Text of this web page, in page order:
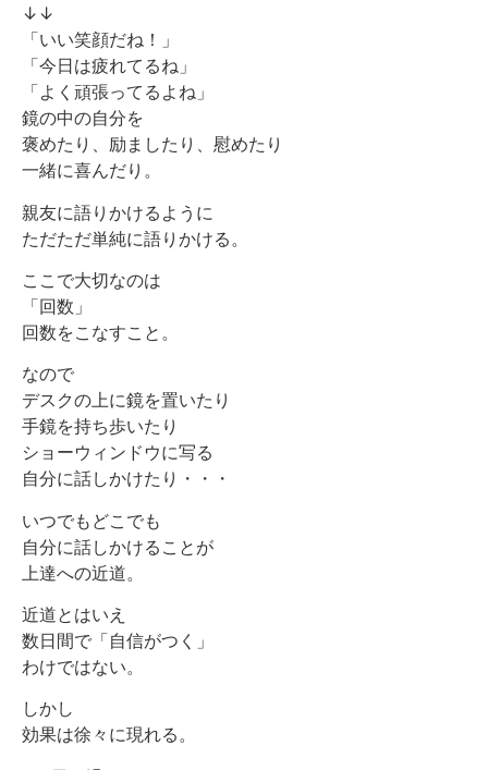
↓↓
「いい笑顔だね！」
「今日は疲れてるね」
「よく頑張ってるよね」
鏡の中の自分を
褒めたり、励ましたり、慰めたり
一緒に喜んだり。
親友に語りかけるように
ただただ単純に語りかける。
ここで大切なのは
「回数」
回数をこなすこと。
なので
デスクの上に鏡を置いたり
手鏡を持ち歩いたり
ショーウィンドウに写る
自分に話しかけたり・・・
いつでもどこでも
自分に話しかけることが
上達への近道。
近道とはいえ
数日間で「自信がつく」
わけではない。
しかし
効果は徐々に現れる。